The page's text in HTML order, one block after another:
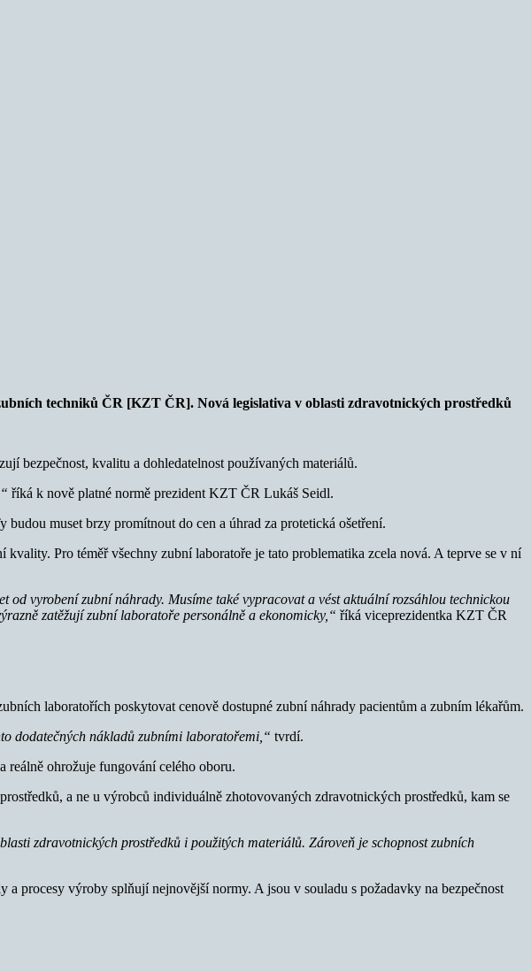
techniků ČR [KZT ČR]. Nová legislativa v oblasti zdravotnických prostředků
bezpečnost, kvalitu a dohledatelnost používaných materiálů.
říká k nově platné normě prezident KZT ČR Lukáš Seidl.
muset brzy promítnout do cen a úhrad za protetická ošetření.
Pro téměř všechny zubní laboratoře je tato problematika zcela nová. A teprve se v ní
od vyrobení zubní náhrady. Musíme také vypracovat a vést aktuální rozsáhlou technickou
zatěžují zubní laboratoře personálně a ekonomicky,“ říká viceprezidentka KZT ČR
laboratořích poskytovat cenově dostupné zubní náhrady pacientům a zubním lékařům.
dodatečných nákladů zubními laboratořemi,“ tvrdí.
reálně ohrožuje fungování celého oboru.
a ne u výrobců individuálně zhotovovaných zdravotnických prostředků, kam se
zdravotnických prostředků i použitých materiálů. Zároveň je schopnost zubních
procesy výroby splňují nejnovější normy. A jsou v souladu s požadavky na bezpečnost